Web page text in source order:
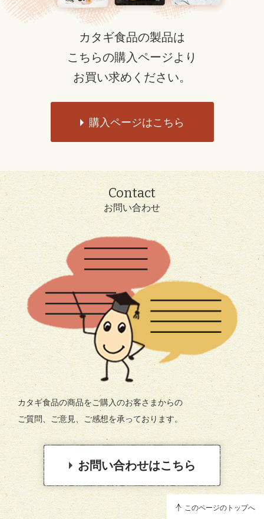
カタギ食品の製品は
こちらの購入ページより
お買い求めください。
購入ページはこちら
Contact
お問い合わせ
カタギ食品の商品をご購入のお客さまからの
ご質問、ご意見、ご感想を承っております。
お問い合わせはこちら
このページのトップへ